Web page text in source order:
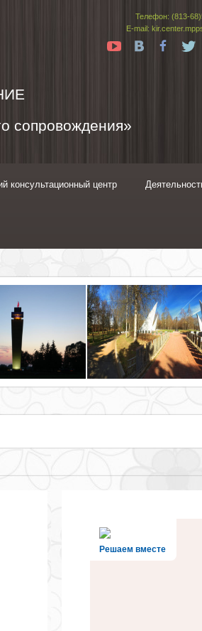
Телефон: (813-
E-mail:
Yt
Tw
сопровождения»
консультационный центр
Решаем вместе